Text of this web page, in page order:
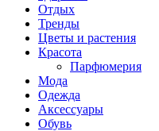
Отдых
Тренды
Цветы и растения
Красота
Парфюмерия
Мода
Одежда
Аксессуары
Обувь